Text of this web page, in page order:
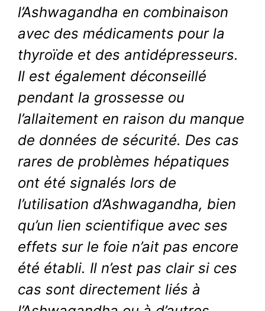
l’Ashwagandha en combinaison
avec des médicaments pour la
thyroïde et des antidépresseurs.
Il est également déconseillé
pendant la grossesse ou
l’allaitement en raison du manque
de données de sécurité. Des cas
rares de problèmes hépatiques
ont été signalés lors de
l’utilisation d’Ashwagandha, bien
qu’un lien scientifique avec ses
effets sur le foie n’ait pas encore
été établi. Il n’est pas clair si ces
cas sont directement liés à